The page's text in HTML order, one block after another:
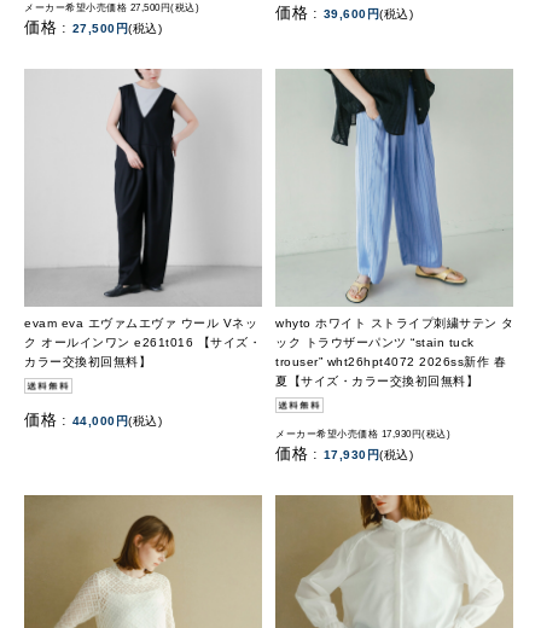
メーカー希望小売価格 27,500円(税込)
価格 : 27,500円(税込)
価格 : 39,600円(税込)
evam eva エヴァムエヴァ ウール Vネッ
ク オールインワン e261t016 【サイズ・
カラー交換初回無料】
価格 : 44,000円(税込)
whyto ホワイト ストライプ刺繍サテン タ
ック トラウザーパンツ “stain tuck
trouser” wht26hpt4072 2026ss新作 春
夏【サイズ・カラー交換初回無料】
メーカー希望小売価格 17,930円(税込)
価格 : 17,930円(税込)